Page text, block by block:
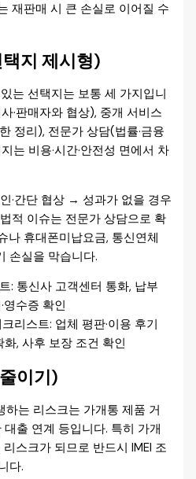
재판매 시 큰 손실로 이어질 수
지 제시형)
는 선택지는 보통 세 가지입니
·판매자와 협상), 중개 서비스
정리), 전문가 상담(법률·금융
는 비용·시간·안전성 면에서 차
·간단 협상 → 성과가 없을 경우
적 이슈는 전문가 상담으로 확
나 휴대폰미납요금, 통신연체
손실을 막습니다.
: 통신사 고객센터 통화, 납부
영수증 확인
리스트: 업체 평판·이용 후기
, 사후 보장 조건 확인
이기)
하는 리스크는 가개통 제품 거
대출 연계 등입니다. 특히 가개
스크가 되므로 반드시 IMEI 조
다.